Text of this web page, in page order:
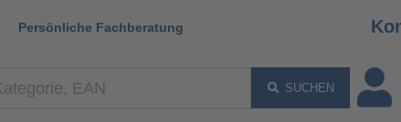
Persönliche Fachberatung
SUCHEN